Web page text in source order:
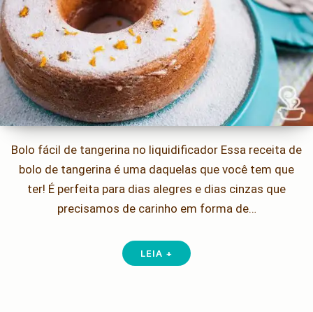
Bolo fácil de tangerina no liquidificador Essa receita de
bolo de tangerina é uma daquelas que você tem que
ter! É perfeita para dias alegres e dias cinzas que
precisamos de carinho em forma de…
LEIA +